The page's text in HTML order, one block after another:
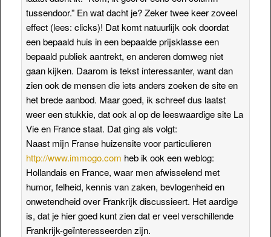
tussendoor.” En wat dacht je? Zeker twee keer zoveel
effect (lees: clicks)! Dat komt natuurlijk ook doordat
een bepaald huis in een bepaalde prijsklasse een
bepaald publiek aantrekt, en anderen domweg niet
gaan kijken. Daarom is tekst interessanter, want dan
zien ook de mensen die iets anders zoeken de site en
het brede aanbod. Maar goed, ik schreef dus laatst
weer een stukkie, dat ook al op de leeswaardige site La
Vie en France staat. Dat ging als volgt:
Naast mijn Franse huizensite voor particulieren
http://www.immogo.com heb ik ook een weblog:
Hollandais en France, waar men afwisselend met
humor, felheid, kennis van zaken, bevlogenheid en
onwetendheid over Frankrijk discussieert. Het aardige
is, dat je hier goed kunt zien dat er veel verschillende
Frankrijk-geïnteresseerden zijn.